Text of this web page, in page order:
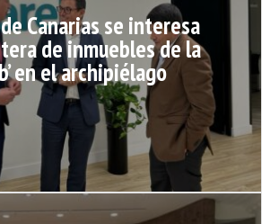
Canarias se interesa
de inmuebles de la
en el archipiélago